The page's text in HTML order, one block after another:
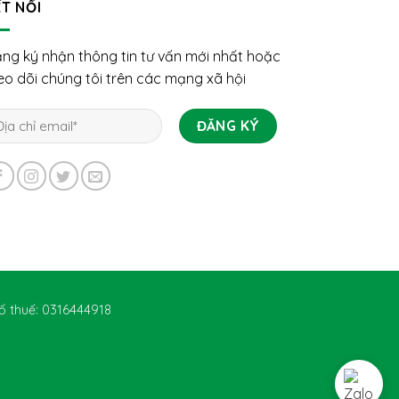
NỐI
ký nhận thông tin tư vấn mới nhất hoặc
dõi chúng tôi trên các mạng xã hội
0316444918